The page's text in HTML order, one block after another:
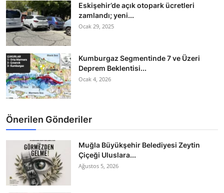
Eskişehir’de açık otopark ücretleri
zamlandı; yeni...
Ocak 29, 2025
Kumburgaz Segmentinde 7 ve Üzeri
Deprem Beklentisi...
Ocak 4, 2026
Önerilen Gönderiler
Muğla Büyükşehir Belediyesi Zeytin
Çiçeği Uluslara...
Ağustos 5, 2026